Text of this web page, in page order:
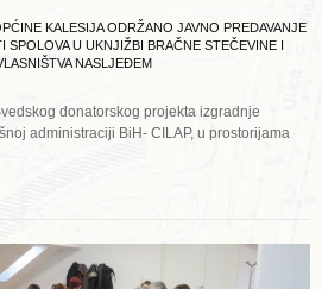
KALESIJA ODRŽANO JAVNO PREDAVANJE
SPOLOVA U UKNJIŽBI BRAČNE STEČEVINE I
NASLJEĐEM
donatorskog projekta izgradnje
administraciji BiH- CILAP, u prostorijama